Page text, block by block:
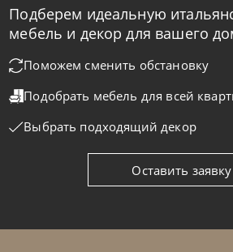
Sedit
На заказ 45-90 дн
Подберем идеальную
мебель и декор для вашего
Поможем сменить обстановку
Подобрать мебель для всей
Выбрать подходящий декор
Оставить заявку